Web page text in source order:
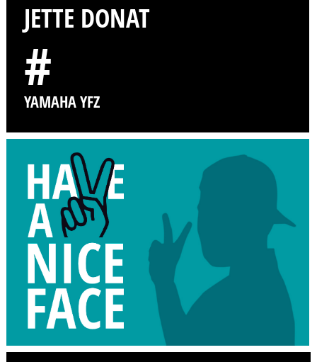
JETTE DONAT
#
YAMAHA YFZ